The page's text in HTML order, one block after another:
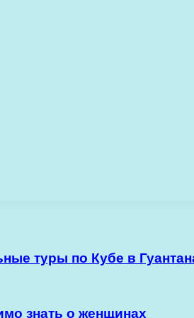
туры по Кубе в
знать о женщинах